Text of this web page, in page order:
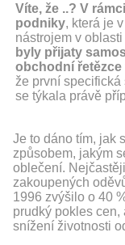
Víte, že ..? V
podniky, která je
nástrojem v
byly přijaty
obchodní
že první
se týkala právě
Je to dáno tím, jak
způsobem, jakým
oblečení.
zakoupených
1996 zvýšilo o 40
prudký pokles cen,
snížení životnosti